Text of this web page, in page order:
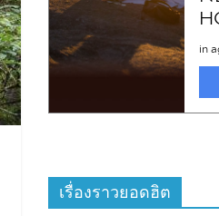
เรื่องราวยอดฮิต